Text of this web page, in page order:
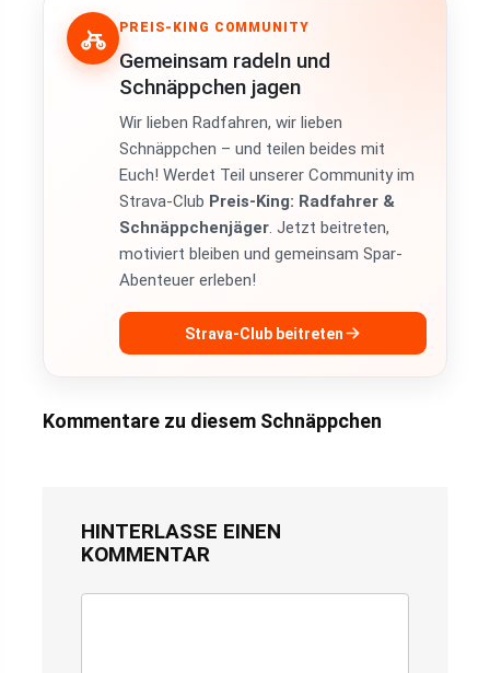
PREIS-KING COMMUNITY
Gemeinsam radeln und
Schnäppchen jagen
Wir lieben Radfahren, wir lieben
Schnäppchen – und teilen beides mit
Euch! Werdet Teil unserer Community im
Strava-Club Preis-King: Radfahrer &
Schnäppchenjäger. Jetzt beitreten,
motiviert bleiben und gemeinsam Spar-
Abenteuer erleben!
Strava-Club beitreten
Kommentare zu diesem Schnäppchen
HINTERLASSE EINEN
KOMMENTAR